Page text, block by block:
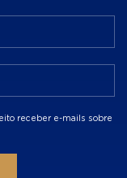
receber e-mails sobre